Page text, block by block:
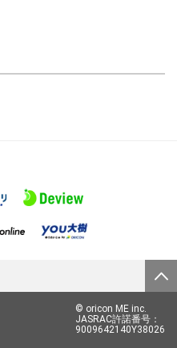
© oricon ME inc.
JASRAC許諾番号：
9009642140Y38026